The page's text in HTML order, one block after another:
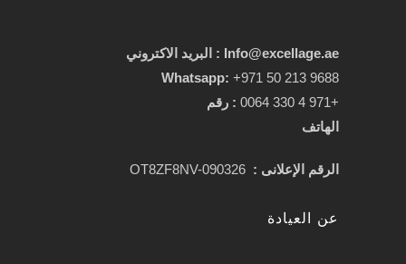
Info@excellage.ae : البريد الاكتروني
Whatsapp: +971 50 213 9688
+971 4 330 0064
: رقم
الهاتف
الرقم الإعلانى :
عن العيادة